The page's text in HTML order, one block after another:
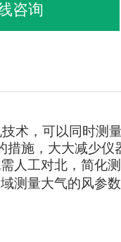
咨询
术，可以同时测
施，大大减少
人工对北，简化测
测量大气的风参数